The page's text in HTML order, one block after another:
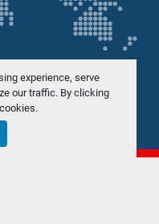
experience, serve
our traffic. By clicking
ApS